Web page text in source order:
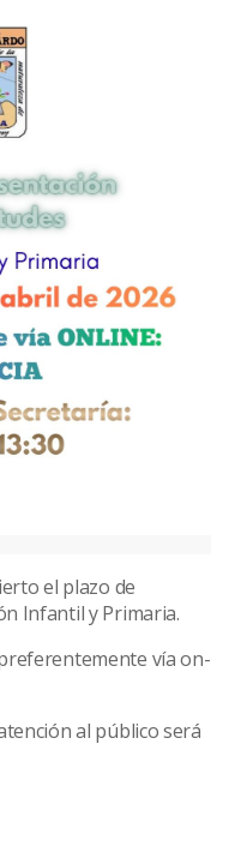
el plazo de
Infantil y Primaria.
vía on-
al público será